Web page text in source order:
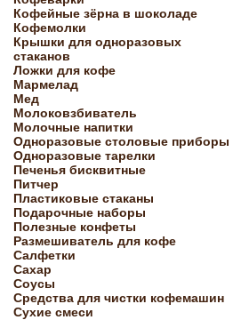
Кофейные зёрна в шоколаде
Кофемолки
Крышки для одноразовых
стаканов
Ложки для кофе
Мармелад
Мед
Молоковзбиватель
Молочные напитки
Одноразовые столовые приборы
Одноразовые тарелки
Печенья бисквитные
Питчер
Пластиковые стаканы
Подарочные наборы
Полезные конфеты
Размешиватель для кофе
Салфетки
Сахар
Соусы
Средства для чистки кофемашин
Сухие смеси